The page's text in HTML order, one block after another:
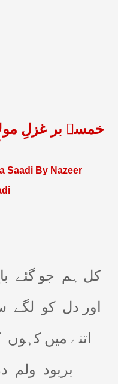
خمسہ بر غزلِ
Saadi By Nazeer
کل ہم جو گئے
اور دل کو لگے
اتنے میں کہوں
بربود ولم